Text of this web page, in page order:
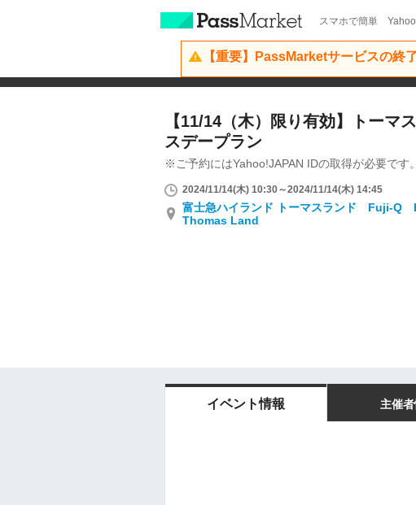
スマホで簡単
【重要】PassMarketサービスの終
【11/14（木）限り有効】トーマ
スデープラン
※ご予約にはYahoo!JAPAN IDの取得が必要です。
2024/11/14(木) 10:30～2024/11/14(木) 14:45
富士急ハイランド トーマスランド Fuji-Q
Thomas Land
イベント情報 主催